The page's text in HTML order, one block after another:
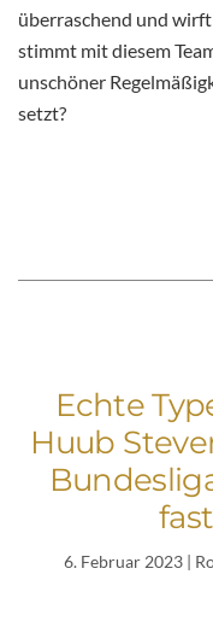
überraschend und wirft
stimmt mit diesem
unschöner
setzt?
Echte
Huub
6. Februar 2023 |